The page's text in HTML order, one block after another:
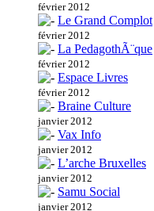
février 2012
Le Grand Complot
février 2012
La PedagothÃ¨que
février 2012
Espace Livres
février 2012
Braine Culture
janvier 2012
Vax Info
janvier 2012
L’arche Bruxelles
janvier 2012
Samu Social
janvier 2012